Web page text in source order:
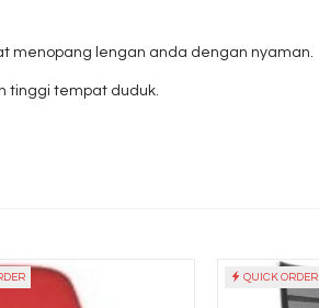
menopang lengan anda dengan nyaman.
tinggi tempat duduk.
QUICK ORDER